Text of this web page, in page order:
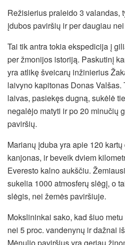
Režisierius praleido 3 valandas,
įdubos paviršių ir per daugiau
Tai tik antra tokia ekspedicija į
per žmonijos istoriją. Paskutinį
yra atlikę šveicarų inžinierius
laivyno kapitonas Donas
laivas, pasiekęs dugną, sukėlė
negalėjo matyti ir po 20 minučių
paviršių.
Marianų įduba yra apie 120
kanjonas, ir beveik dviem
Everesto kalno aukščiu.
sukelia 1000 atmosferų slėgį, o
slėgis, nei žemės paviršiuje.
Mokslininkai sako, kad šiuo
nei 5 proc. vandenynų ir dažnai
Mėnulio paviršius yra geriau